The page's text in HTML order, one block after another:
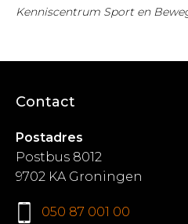
Kenniscentrum Sport en
Contact
Postadres
Postbus 8012
9702 KA Groningen
050 87 001 00